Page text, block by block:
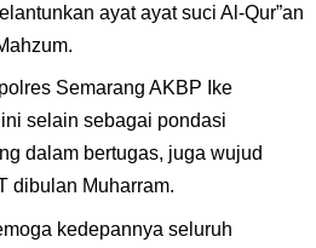
ayat ayat suci Al-Qur”an
Semarang AKBP Ike
selain sebagai pondasi
dalam bertugas, juga wujud
dibulan Muharram.
kedepannya seluruh